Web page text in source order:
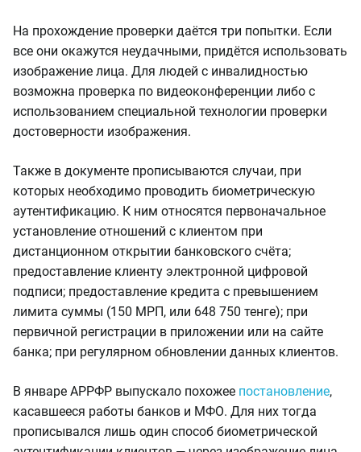
На прохождение проверки даётся три попытки. Если
все они окажутся неудачными, придётся использовать
изображение лица. Для людей с инвалидностью
возможна проверка по видеоконференции либо с
использованием специальной технологии проверки
достоверности изображения.
Также в документе прописываются случаи, при
которых необходимо проводить биометрическую
аутентификацию. К ним относятся первоначальное
установление отношений с клиентом при
дистанционном открытии банковского счёта;
предоставление клиенту электронной цифровой
подписи; предоставление кредита с превышением
лимита суммы (150 МРП, или 648 750 тенге); при
первичной регистрации в приложении или на сайте
банка; при регулярном обновлении данных клиентов.
В январе АРРФР выпускало похожее постановление,
касавшееся работы банков и МФО. Для них тогда
прописывался лишь один способ биометрической